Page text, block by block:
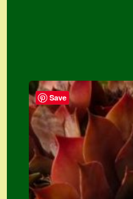
Save